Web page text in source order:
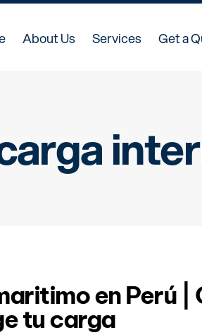
About Us Services Get a
en Perú |
tu carga